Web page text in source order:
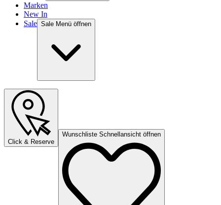
Marken
New In
Sale Sale Menü öffnen
Click & Reserve
Wunschliste Schnellansicht öffnen